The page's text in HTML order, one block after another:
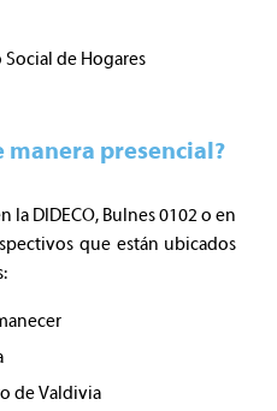
de Hogares
manera presencial?
la DIDECO, Bulnes 0102 o en
que están ubicados
de Valdivia